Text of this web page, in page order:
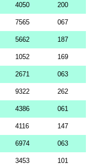
4050 200
7565 067
5662 187
1052 169
2671 063
9322 262
4386 061
4116 147
6974 063
3453 101